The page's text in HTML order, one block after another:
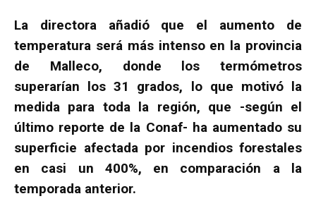
La directora añadió que el aumento de
temperatura será más intenso en la provincia
de Malleco, donde los termómetros
superarían los 31 grados, lo que motivó la
medida para toda la región, que -según el
último reporte de la Conaf- ha aumentado su
superficie afectada por incendios forestales
en casi un 400%, en comparación a la
temporada anterior.